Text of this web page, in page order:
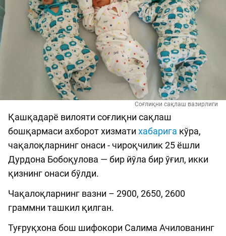
Соғлиқни сақлаш вазирлиги
Қашқадарё вилояти соғлиқни сақлаш
бошқармаси ахборот хизмати хабарига кўра,
чақалоқларнинг онаси - чироқчилик 25 ёшли
Дурдона Бобоқулова — бир йўла бир ўғил, икки
қизнинг онаси бўлди.
Чақалоқларнинг вазни – 2900, 2650, 2600
граммни ташкил қилган.
Туғруқхона бош шифокори Салима Ачилованинг